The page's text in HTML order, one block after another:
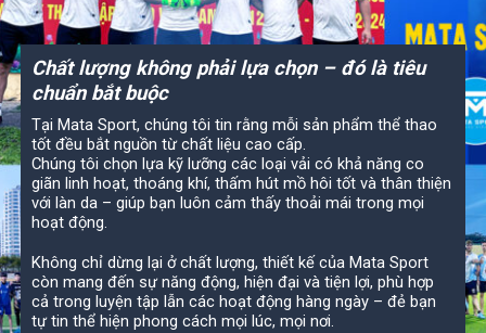
Chất lượng không phải lựa chọn – đó là tiêu
chuẩn bắt buộc
Tại Mata Sport, chúng tôi tin rằng mỗi sản phẩm thể thao
tốt đều bắt nguồn từ chất liệu cao cấp.
Chúng tôi chọn lựa kỹ lưỡng các loại vải có khả năng co
giãn linh hoạt, thoáng khí, thấm hút mồ hôi tốt và thân thiện
với làn da – giúp bạn luôn cảm thấy thoải mái trong mọi
hoạt động.
Không chỉ dừng lại ở chất lượng, thiết kế của Mata Sport
còn mang đến sự năng động, hiện đại và tiện lợi, phù hợp
cả trong luyện tập lẫn các hoạt động hàng ngày – đẻ bạn
tự tin thể hiện phong cách mọi lúc, mọi nơi.